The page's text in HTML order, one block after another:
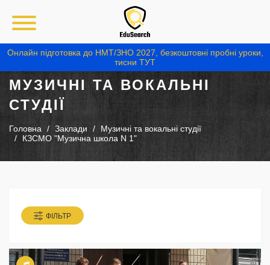
Онлайн підготовка до НМТ/ЗНО 2027, безкоштовні пробні уроки,
тисни ТУТ
МУЗИЧНІ ТА ВОКАЛЬНІ
СТУДІЇ
Головна Заклади
Музичні та вокальні студії
КЗСМО "Музична школа N 1"
ФІЛЬТР